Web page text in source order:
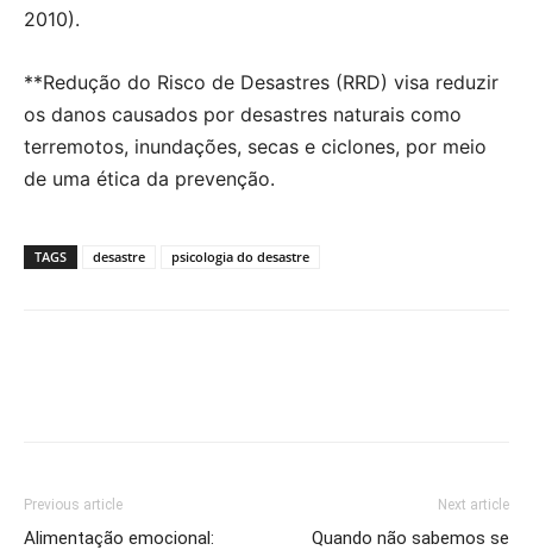
2010).
**Redução do Risco de Desastres (RRD) visa reduzir
os danos causados por desastres naturais como
terremotos, inundações, secas e ciclones, por meio
de uma ética da prevenção.
TAGS desastre psicologia do desastre
Previous article
Alimentação emocional:
Next article
Quando não sabemos se